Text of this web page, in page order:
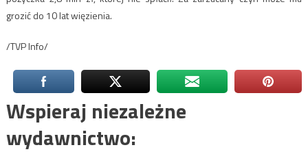
grozić do 10 lat więzienia.
/TVP Info/
Wspieraj niezależne
wydawnictwo: